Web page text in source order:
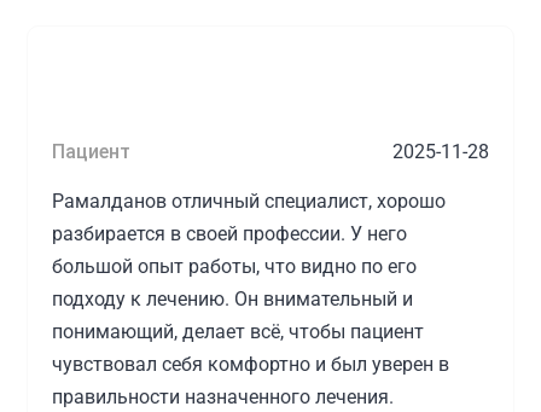
Пациент 2025-11-28
Рамалданов отличный специалист, хорошо
разбирается в своей профессии. У него
большой опыт работы, что видно по его
подходу к лечению. Он внимательный и
понимающий, делает всё, чтобы пациент
чувствовал себя комфортно и был уверен в
правильности назначенного лечения.